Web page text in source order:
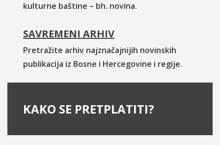
kulturne baštine – bh. novina.
SAVREMENI ARHIV
Pretražite arhiv najznačajnijih novinskih
publikacija iz Bosne i Hercegovine i regije.
KAKO SE PRETPLATITI?